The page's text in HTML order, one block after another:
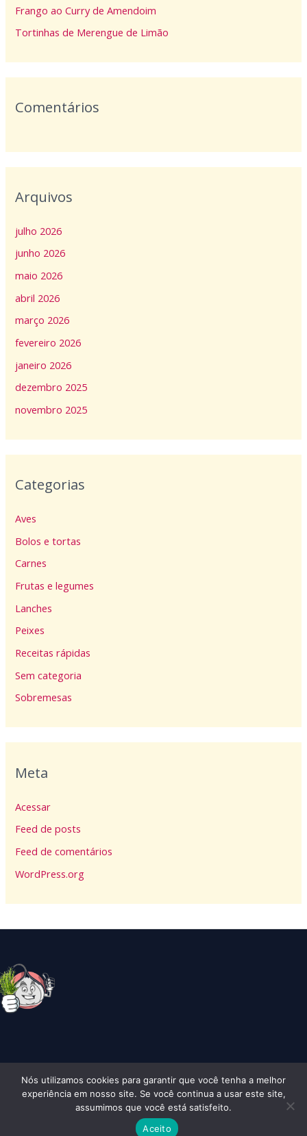
p
o
Frango ao Curry de Amendoim
Tortinhas de Merengue de Limão
Comentários
Arquivos
julho 2026
junho 2026
maio 2026
abril 2026
março 2026
fevereiro 2026
janeiro 2026
dezembro 2025
novembro 2025
Categorias
Aves
Bolos e tortas
Carnes
Frutas e legumes
Lanches
Peixes
Receitas rápidas
Sem categoria
Sobremesas
Meta
Acessar
Feed de posts
Feed de comentários
WordPress.org
Copyright © 2026 Alhocomalecrim | Todos os Direitos Reserados
Nós utilizamos cookies para garantir que você tenha a melhor
experiência em nosso site. Se você continua a usar este site,
assumimos que você está satisfeito.
Aceito